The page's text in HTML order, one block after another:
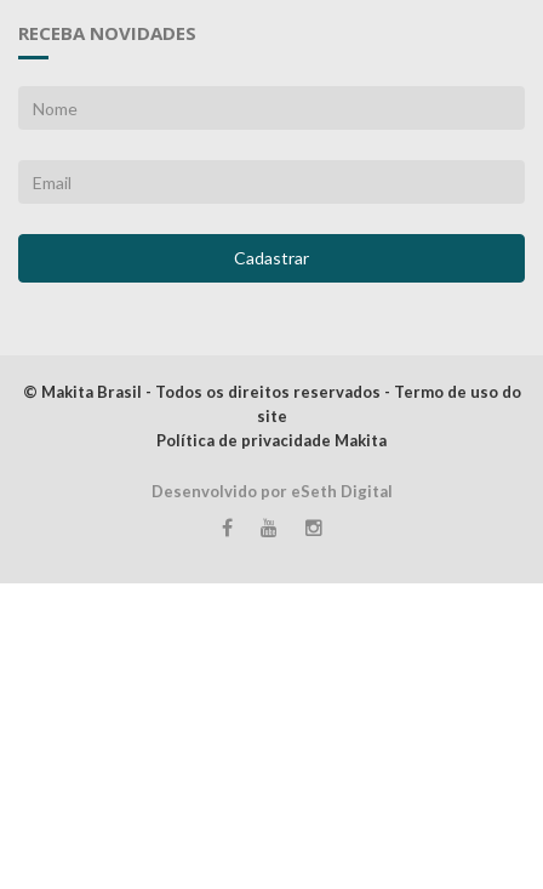
RECEBA NOVIDADES
© Makita Brasil - Todos os direitos reservados - Termo de uso do
site
Política de privacidade Makita
Desenvolvido por eSeth Digital